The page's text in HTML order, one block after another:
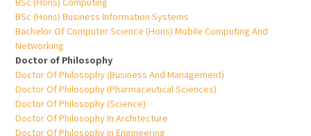
BSc (Hons) Business Information Systems
Bachelor Of Computer Science (Hons) Mobile Computing And
Networking
Doctor of Philosophy
Doctor Of Philosophy (Business And Management)
Doctor Of Philosophy (Pharmaceutical Sciences)
Doctor Of Philosophy (Science)
Doctor Of Philosophy In Architecture
Doctor Of Philosophy In Engineering